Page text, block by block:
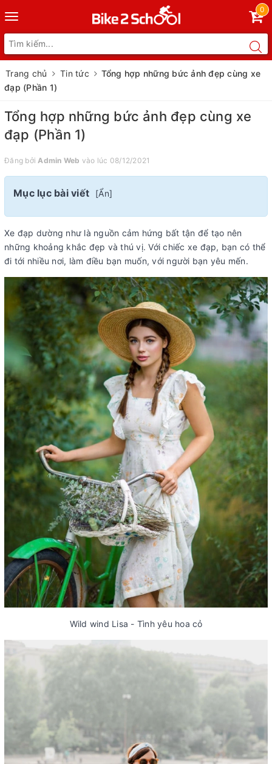
Toggle
navigation
0
Trang chủ Tin tức
Tổng hợp những bức ảnh đẹp cùng xe
đạp (Phần 1)
Tổng hợp những bức ảnh đẹp cùng xe
đạp (Phần 1)
Đăng bởiAdmin Web vào lúc 08/12/2021
Mục lục bài viết [Ẩn]
Xe đạp dường như là nguồn cảm hứng bất tận để tạo nên
những khoảng khắc đẹp và thú vị. Với chiếc xe đạp, bạn có thể
đi tới nhiều nơi, làm điều bạn muốn, với người bạn yêu mến.
Wild wind Lisa - Tình yêu hoa cỏ